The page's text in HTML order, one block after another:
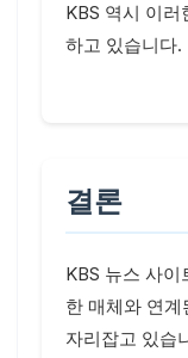
KBS 역시 이
하고 있습니다.
결론
KBS 뉴스 사
한 매체와 연
자리잡고 있습